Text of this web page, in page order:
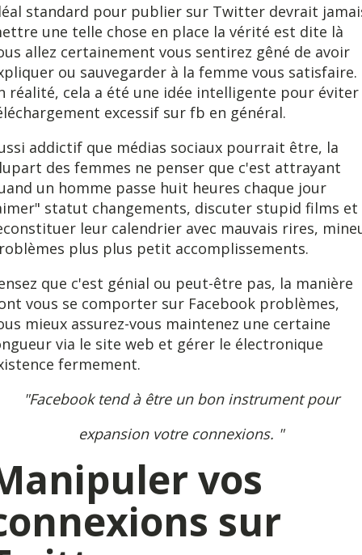
standard pour publier sur Twitter devrait
une telle chose en place la vérité est dite là
allez certainement vous sentirez gêné de avoir
ou sauvegarder à ​​la femme vous satisfaire.
réalité, cela a été une idée intelligente pour éviter
excessif sur fb en général.
addictif que médias sociaux pourrait être, la
des femmes ne penser que c'est attrayant
un homme passe huit heures chaque jour
statut changements, discuter stupid films et
leur calendrier avec mauvais rires,
plus plus petit accomplissements.
que c'est génial ou peut-être pas, la manière
vous se comporter sur Facebook problèmes,
mieux assurez-vous maintenez une certaine
via le site web et gérer le électronique
fermement.
"Facebook tend à être un bon instrument pour
expansion votre connexions. "
vos
sur